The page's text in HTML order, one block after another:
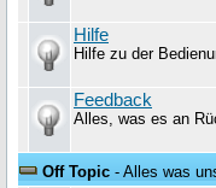
Hilfe
Hilfe zu der
Feedback
Alles, was es an
Off Topic - Alles was